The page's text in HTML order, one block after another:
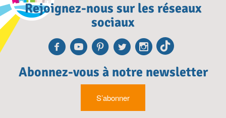
Rejoignez-nous sur les réseaux
sociaux
Facebook
Youtube
Pinterest
TwitterTikTok
Abonnez-vous à notre newsletter
S’abonner